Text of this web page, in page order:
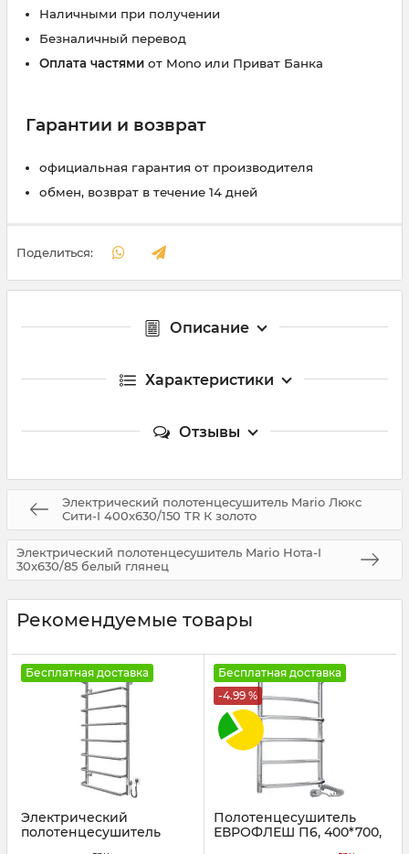
Наличными при получении
Безналичный перевод
Оплата частями от Mono или Приват Банка
Гарантии и возврат
официальная гарантия от производителя
обмен, возврат в течение 14 дней
Поделиться:
Описание
Характеристики
Отзывы
Электрический полотенцесушитель Mario Люкс
Сити-I 400х630/150 TR К золото
Электрический полотенцесушитель Mario Нота-I
30x630/85 белый глянец
Рекомендуемые товары
Бесплатная доставка
Электрический
полотенцесушитель
Бесплатная доставка
-4.99 %
Полотенцесушитель
ЕВРОФЛЕШ П6, 400*700,